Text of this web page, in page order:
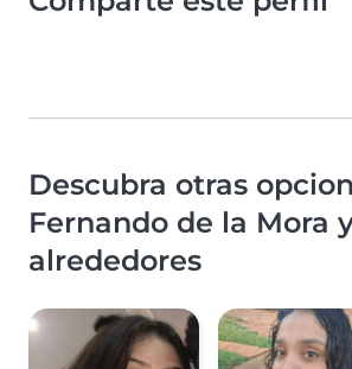
Descubra otras
Fernando de la Mora
alrededores